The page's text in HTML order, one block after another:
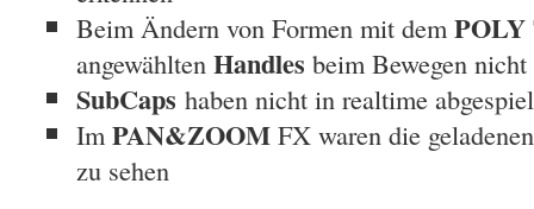
Beim Ändern von Formen mit dem
angewählten Handles beim Bewegen
SubCaps haben nicht in realtime
Im PAN&ZOOM FX waren die
zu sehen